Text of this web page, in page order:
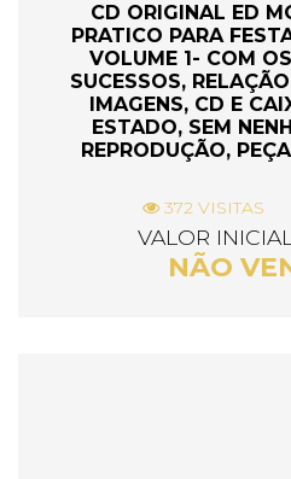
CD ORIGINAL ED
PRATICO PARA
VOLUME 1- COM
SUCESSOS,
IMAGENS, CD E
ESTADO, SEM
REPRODUÇÃO,
372 VISITAS
VALOR INICIAL
NÃO